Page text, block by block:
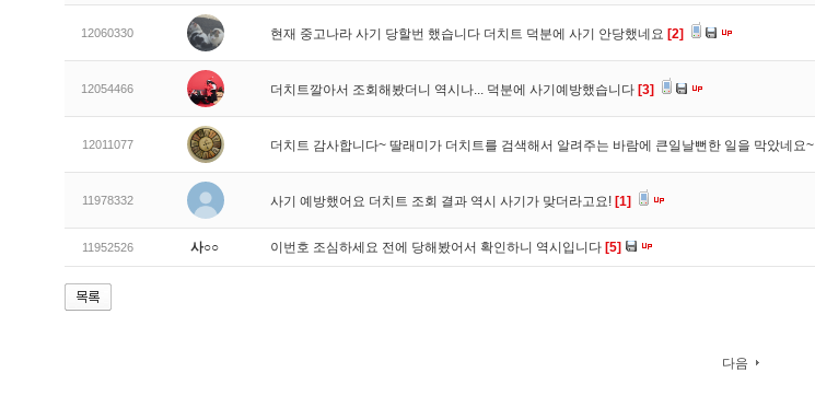
12060330 현재 중고나라 사기 당할번 했습니다 더치트 덕분에 사기 안당했네요 [2]
12054466 더치트깔아서 조회해봤더니 역시나... 덕분에 사기예방했습니다 [3]
12011077 더치트 감사합니다~ 딸래미가 더치트를 검색해서 알려주는 바람에 큰일날뻔한 일을 막았네요~
11978332 사기 예방했어요 더치트 조회 결과 역시 사기가 맞더라고요! [1]
11952526 사○○ 이번호 조심하세요 전에 당해봤어서 확인하니 역시입니다 [5]
다음